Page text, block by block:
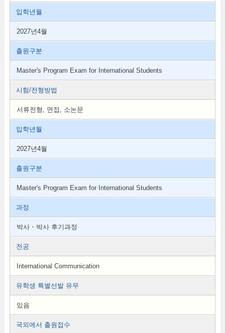
입학년월
2027년4월
출원구분
Master's Program Exam for International Students
시험/전형방법
서류전형, 면접, 소논문
입학년월
2027년4월
출원구분
Master's Program Exam for International Students
과정
박사・박사 후기과정
전공
International Communication
유학생 특별선발 유무
있음
국외에서 출원접수